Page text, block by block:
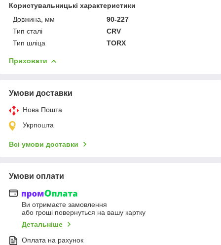
Користувальницькі характеристики
Довжина, мм
90-227
Тип сталі
CRV
Тип шліца
TORX
Приховати
Умови доставки
Нова Пошта
Укрпошта
Всі умови доставки
Умови оплати
Ви отримаєте замовлення
або гроші повернуться на вашу картку
Детальніше
Оплата на рахунок